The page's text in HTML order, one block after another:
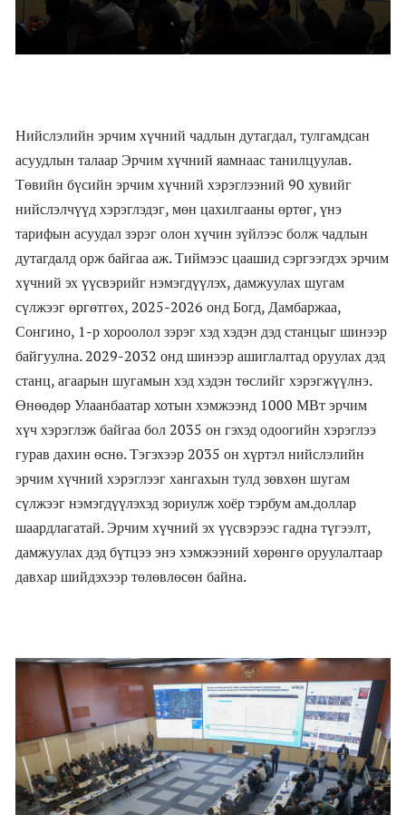
Нийслэлийн эрчим хүчний чадлын дутагдал, тулгамдсан
асуудлын талаар Эрчим хүчний яамнаас танилцуулав.
Төвийн бүсийн эрчим хүчний хэрэглээний 90 хувийг
нийслэлчүүд хэрэглэдэг, мөн цахилгааны өртөг, үнэ
тарифын асуудал зэрэг олон хүчин зүйлээс болж чадлын
дутагдалд орж байгаа аж. Тиймээс цаашид сэргээгдэх эрчим
хүчний эх үүсвэрийг нэмэгдүүлэх, дамжуулах шугам
сүлжээг өргөтгөх, 2025-2026 онд Богд, Дамбаржаа,
Сонгино, 1-р хороолол зэрэг хэд хэдэн дэд станцыг шинээр
байгуулна. 2029-2032 онд шинээр ашиглалтад оруулах дэд
станц, агаарын шугамын хэд хэдэн төслийг хэрэгжүүлнэ.
Өнөөдөр Улаанбаатар хотын хэмжээнд 1000 МВт эрчим
хүч хэрэглэж байгаа бол 2035 он гэхэд одоогийн хэрэглээ
гурав дахин өснө. Тэгэхээр 2035 он хүртэл нийслэлийн
эрчим хүчний хэрэглээг хангахын тулд зөвхөн шугам
сүлжээг нэмэгдүүлэхэд зориулж хоёр тэрбум ам.доллар
шаардлагатай. Эрчим хүчний эх үүсвэрээс гадна түгээлт,
дамжуулах дэд бүтцээ энэ хэмжээний хөрөнгө оруулалтаар
давхар шийдэхээр төлөвлөсөн байна.